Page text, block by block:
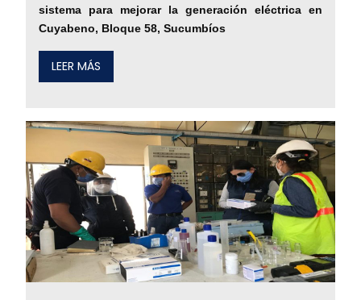
sistema para mejorar la generación eléctrica en
Cuyabeno, Bloque 58, Sucumbíos
LEER MÁS